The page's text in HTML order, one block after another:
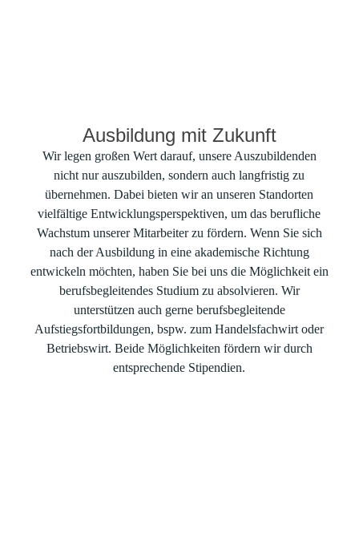
Ausbildung mit Zukunft
Wir legen großen Wert darauf, unsere Auszubildenden
nicht nur auszubilden, sondern auch langfristig zu
übernehmen. Dabei bieten wir an unseren Standorten
vielfältige Entwicklungsperspektiven, um das berufliche
Wachstum unserer Mitarbeiter zu fördern. Wenn Sie sich
nach der Ausbildung in eine akademische Richtung
entwickeln möchten, haben Sie bei uns die Möglichkeit ein
berufsbegleitendes Studium zu absolvieren. Wir
unterstützen auch gerne berufsbegleitende
Aufstiegsfortbildungen, bspw. zum Handelsfachwirt oder
Betriebswirt. Beide Möglichkeiten fördern wir durch
entsprechende Stipendien.